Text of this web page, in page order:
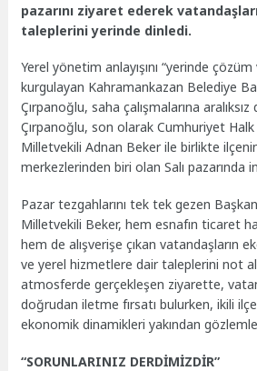
pazarını ziyaret ederek
taleplerini yerinde dinledi.
Yerel yönetim anlayışını “yerinde çözüm
kurgulayan Kahramankazan Belediye
Çırpanoğlu, saha çalışmalarına
Çırpanoğlu, son olarak Cumhuriyet
Milletvekili Adnan Beker ile birlikte
merkezlerinden biri olan Salı pazarında
Pazar tezgahlarını tek tek gezen
Milletvekili Beker, hem esnafın ticaret
hem de alışverişe çıkan vatandaşların
ve yerel hizmetlere dair taleplerini not
atmosferde gerçekleşen ziyarette,
doğrudan iletme fırsatı bulurken, ikili
ekonomik dinamikleri yakından
“SORUNLARINIZ DERDİMİZDİR”